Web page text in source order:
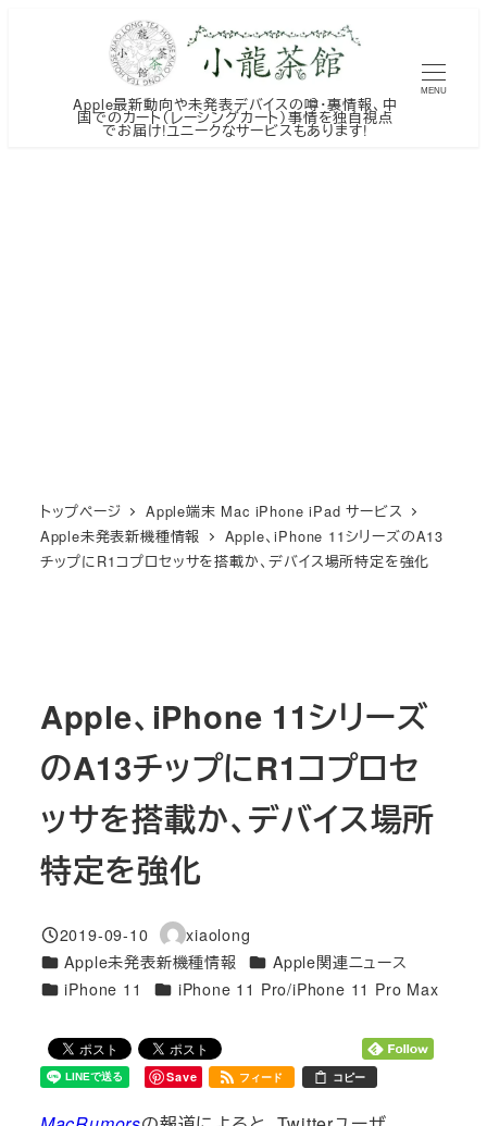
Apple最新動向や未発表デバイスの噂・裏情報、中
国でのカート（レーシングカート）事情を独自視点
でお届け!ユニークなサービスもあります!
MENU
トップページ
Apple端末 Mac iPhone iPad サービス
Apple未発表新機種情報
Apple、iPhone 11シリーズのA13
チップにR1コプロセッサを搭載か、デバイス場所特定を強化
Apple、iPhone 11シリーズ
のA13チップにR1コプロセ
ッサを搭載か、デバイス場所
特定を強化
投稿日
2019-09-10
著
者
xiaolong
カテゴリー
Apple未発表新機種情報 カテゴリー
Apple関連ニュース
カテゴリー
iPhone 11 カテゴリー
iPhone 11 Pro/iPhone 11 Pro Max
Save フィード コピー